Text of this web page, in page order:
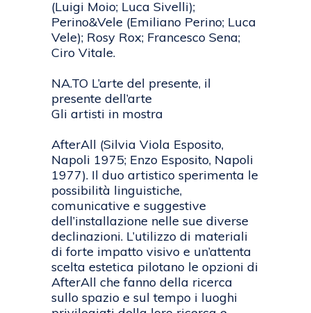
(Luigi Moio; Luca Sivelli);
Perino&Vele (Emiliano Perino; Luca
Vele); Rosy Rox; Francesco Sena;
Ciro Vitale.
NA.TO L’arte del presente, il
presente dell’arte
Gli artisti in mostra
AfterAll (Silvia Viola Esposito,
Napoli 1975; Enzo Esposito, Napoli
1977). Il duo artistico sperimenta le
possibilità linguistiche,
comunicative e suggestive
dell’installazione nelle sue diverse
declinazioni. L’utilizzo di materiali
di forte impatto visivo e un’attenta
scelta estetica pilotano le opzioni di
AfterAll che fanno della ricerca
sullo spazio e sul tempo i luoghi